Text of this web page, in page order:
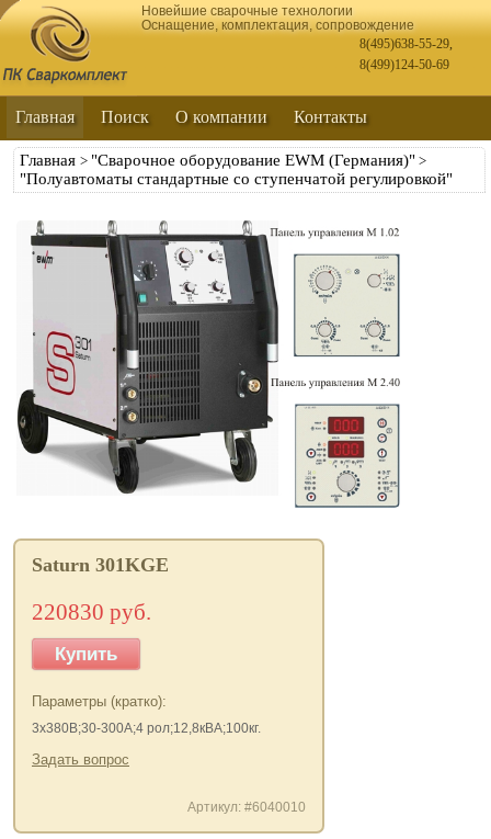
Новейшие сварочные технологии
Оснащение, комплектация, сопровождение
8(495)638-55-29,
8(499)124-50-69
Главная Поиск О компании Контакты
Главная > "Сварочное оборудование EWM (Германия)" >
"Полуавтоматы стандартные со ступенчатой регулировкой"
Saturn 301KGE
220830 руб.
Купить
Параметры (кратко):
3х380В;30-300А;4 рол;12,8кВА;100кг.
Задать вопрос
Артикул: #6040010